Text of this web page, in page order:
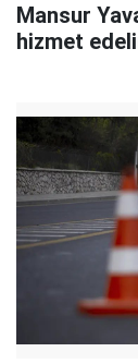
Mansur
hizmet